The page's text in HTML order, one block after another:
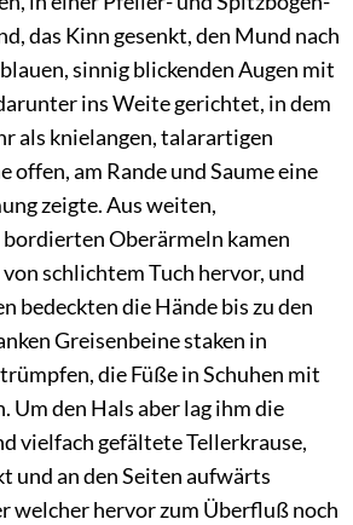
das Kinn gesenkt, den Mund nach
sinnig blickenden Augen mit
ins Weite gerichtet, in dem
als knielangen, talarartigen
offen, am Rande und Saume eine
zeigte. Aus weiten,
Oberärmeln kamen
schlichtem Tuch hervor, und
bedeckten die Hände bis zu den
Greisenbeine staken in
die Füße in Schuhen mit
Um den Hals aber lag ihm die
vielfach gefältete Tellerkrause,
und an den Seiten aufwärts
welcher hervor zum Überfluß noch